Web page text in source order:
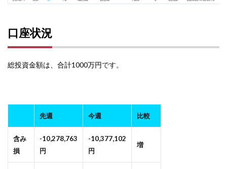
口座状況
総投資金額は、合計1000万円です。
先週 今週 比較
含み
損
-10,278,763
円
-10,377,102
円
増